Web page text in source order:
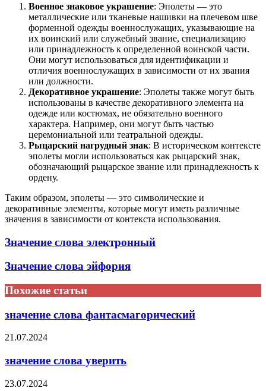
Военное знаковое украшение: Эполеты — это
металлические или тканевые нашивки на плечевом шве
форменной одежды военнослужащих, указывающие на
их воинский или служебный звание, специализацию
или принадлежность к определенной воинской части.
Они могут использоваться для идентификации и
отличия военнослужащих в зависимости от их звания
или должности.
Декоративное украшение: Эполеты также могут быть
использованы в качестве декоративного элемента на
одежде или костюмах, не обязательно военного
характера. Например, они могут быть частью
церемониальной или театральной одежды.
Рыцарский нагрудный знак: В историческом контексте
эполеты могли использоваться как рыцарский знак,
обозначающий рыцарское звание или принадлежность к
ордену.
Таким образом, эполеты — это символические и
декоративные элементы, которые могут иметь различные
значения в зависимости от контекста использования.
Значение слова электронный
Значение слова эйфория
Похожие статьи
значение слова фантасмагорический
21.07.2024
значение слова уверить
23.07.2024